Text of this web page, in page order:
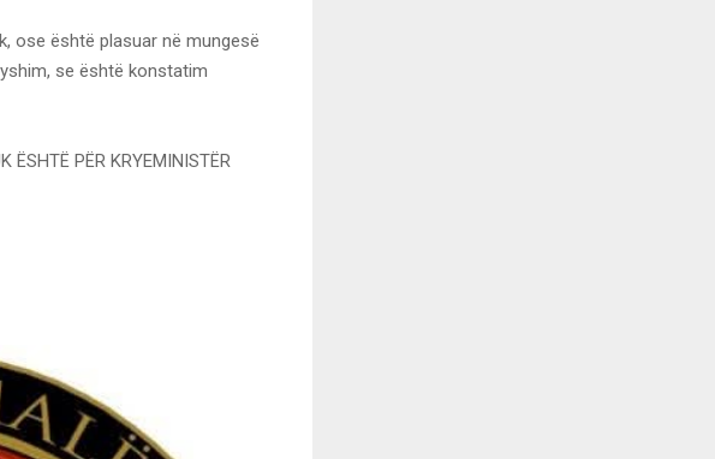
ose është plasuar në mungesë
se është konstatim
ËSHTË PËR KRYEMINISTËR